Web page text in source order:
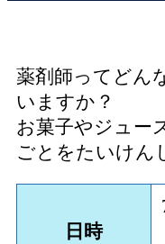
薬剤師ってどん
いますか？
お菓子やジュー
ごとをたいけん
日時